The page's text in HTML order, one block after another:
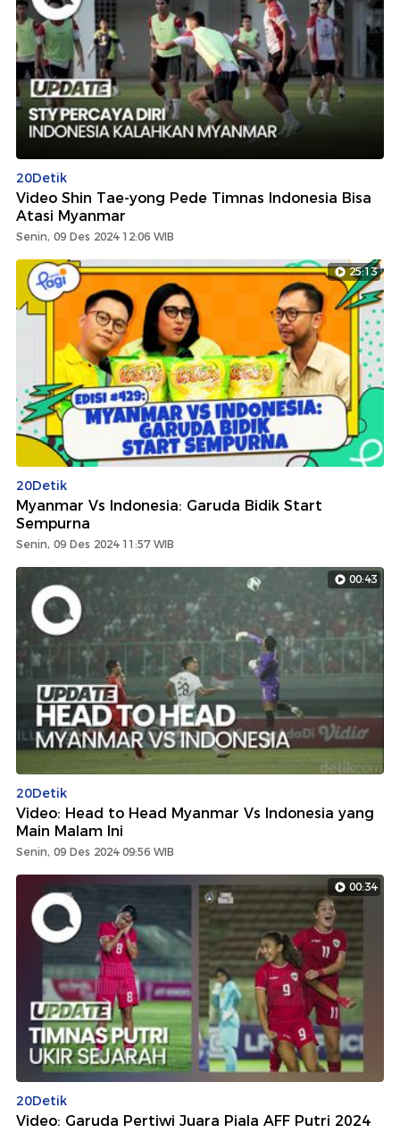
20Detik
Video Shin Tae-yong Pede Timnas Indonesia Bisa
Atasi Myanmar
Senin, 09 Des 2024 12:06 WIB
25:13
20Detik
Myanmar Vs Indonesia: Garuda Bidik Start
Sempurna
Senin, 09 Des 2024 11:57 WIB
00:43
20Detik
Video: Head to Head Myanmar Vs Indonesia yang
Main Malam Ini
Senin, 09 Des 2024 09:56 WIB
00:34
20Detik
Video: Garuda Pertiwi Juara Piala AFF Putri 2024